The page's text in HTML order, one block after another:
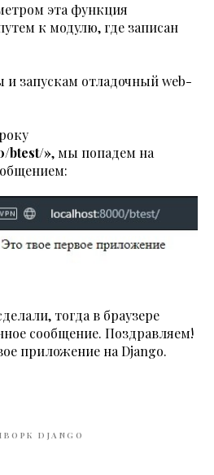
эта функция
к модулю, где записан
и запускам отладочный web-
btest/», мы попадем на
тогда в браузере
сообщение. Поздравляем!
приложение на Django.
DJANGO